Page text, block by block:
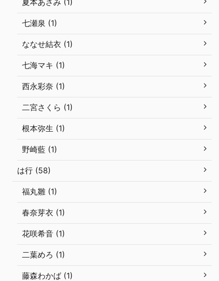
夏本あさみ (1)
七瀬泉 (1)
ななせ結衣 (1)
七海マキ (1)
西永彩奈 (1)
二宮さくら (1)
根本弥生 (1)
野崎藍 (1)
は行 (58)
福丸雛 (1)
春奈芽衣 (1)
花咲希音 (1)
二葉めろ (1)
藤森わかば (1)